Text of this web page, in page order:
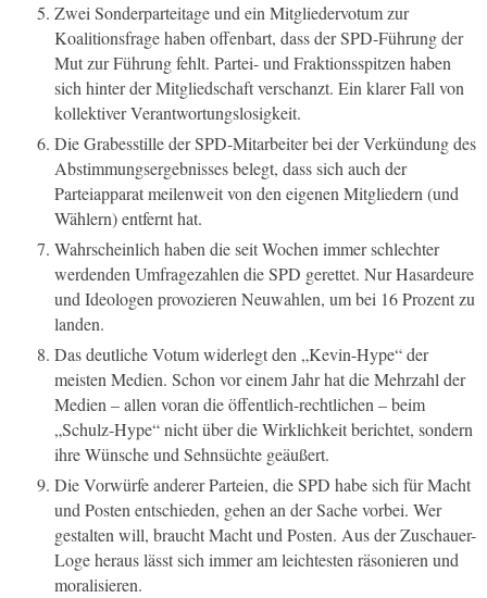
Zwei Sonderparteitage und ein Mitgliedervotum zur
Koalitionsfrage haben offenbart, dass der SPD-Führung der
Mut zur Führung fehlt. Partei- und Fraktionsspitzen haben
sich hinter der Mitgliedschaft verschanzt. Ein klarer Fall von
kollektiver Verantwortungslosigkeit.
Die Grabesstille der SPD-Mitarbeiter bei der Verkündung des
Abstimmungsergebnisses belegt, dass sich auch der
Parteiapparat meilenweit von den eigenen Mitgliedern (und
Wählern) entfernt hat.
Wahrscheinlich haben die seit Wochen immer schlechter
werdenden Umfragezahlen die SPD gerettet. Nur Hasardeure
und Ideologen provozieren Neuwahlen, um bei 16 Prozent zu
landen.
Das deutliche Votum widerlegt den „Kevin-Hype“ der
meisten Medien. Schon vor einem Jahr hat die Mehrzahl der
Medien – allen voran die öffentlich-rechtlichen – beim
„Schulz-Hype“ nicht über die Wirklichkeit berichtet, sondern
ihre Wünsche und Sehnsüchte geäußert.
Die Vorwürfe anderer Parteien, die SPD habe sich für Macht
und Posten entschieden, gehen an der Sache vorbei. Wer
gestalten will, braucht Macht und Posten. Aus der Zuschauer-
Loge heraus lässt sich immer am leichtesten räsonieren und
moralisieren.